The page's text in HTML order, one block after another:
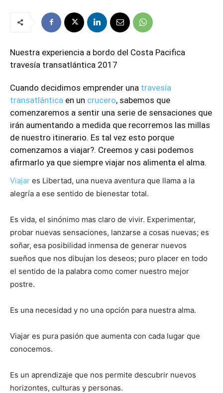
Nuestra experiencia a bordo del Costa Pacifica
travesía transatlántica 2017
Cuando decidimos emprender una travesía
transatlántica en un crucero, sabemos que
comenzaremos a sentir una serie de sensaciones que
irán aumentando a medida que recorremos las millas
de nuestro itinerario. Es tal vez esto porque
comenzamos a viajar?. Creemos y casi podemos
afirmarlo ya que siempre viajar nos alimenta el alma.
Viajar es Libertad, una nueva aventura que llama a la
alegría a ese sentido de bienestar total.
Es vida, el sinónimo mas claro de vivir. Experimentar,
probar nuevas sensaciones, lanzarse a cosas nuevas; es
soñar, esa posibilidad inmensa de generar nuevos
sueños que nos dibujan los deseos; puro placer en todo
el sentido de la palabra como comer nuestro mejor
postre.
Es una necesidad y no una opción para nuestra alma.
Viajar es pura pasión que aumenta con cada lugar que
conocemos.
Es un aprendizaje que nos permite descubrir nuevos
horizontes, culturas y personas.